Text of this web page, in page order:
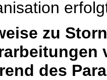
zu
des